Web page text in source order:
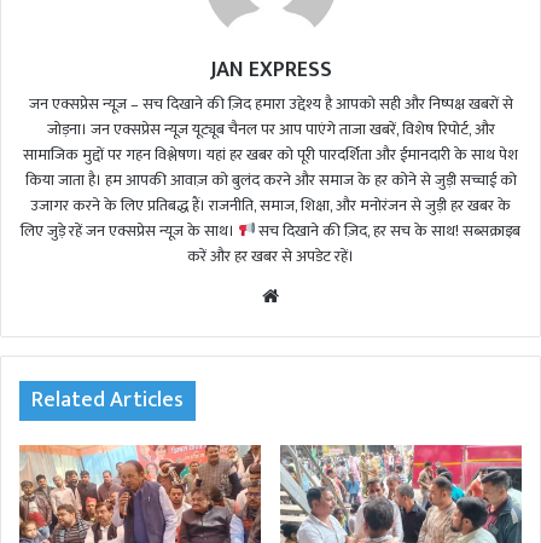
JAN EXPRESS
जन एक्सप्रेस न्यूज़ – सच दिखाने की ज़िद हमारा उद्देश्य है आपको सही और निष्पक्ष खबरों से
जोड़ना। जन एक्सप्रेस न्यूज़ यूट्यूब चैनल पर आप पाएंगे ताजा खबरें, विशेष रिपोर्ट, और
सामाजिक मुद्दों पर गहन विश्लेषण। यहां हर खबर को पूरी पारदर्शिता और ईमानदारी के साथ पेश
किया जाता है। हम आपकी आवाज़ को बुलंद करने और समाज के हर कोने से जुड़ी सच्चाई को
उजागर करने के लिए प्रतिबद्ध हैं। राजनीति, समाज, शिक्षा, और मनोरंजन से जुड़ी हर खबर के
लिए जुड़े रहें जन एक्सप्रेस न्यूज़ के साथ।
सच दिखाने की ज़िद, हर सच के साथ! सब्सक्राइब
करें और हर खबर से अपडेट रहें।
te
Related Articles